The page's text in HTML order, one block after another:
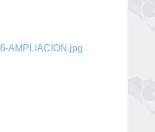
AMPLIACION.jpg